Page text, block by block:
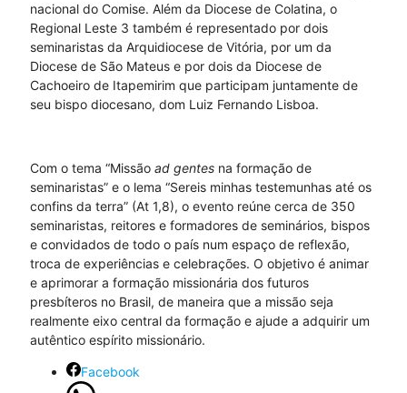
nacional do Comise. Além da Diocese de Colatina, o
Regional Leste 3 também é representado por dois
seminaristas da Arquidiocese de Vitória, por um da
Diocese de São Mateus e por dois da Diocese de
Cachoeiro de Itapemirim que participam juntamente de
seu bispo diocesano, dom Luiz Fernando Lisboa.
Com o tema “Missão ad gentesna formação de
seminaristas” e o lema “Sereis minhas testemunhas até os
confins da terra” (At 1,8), o evento reúne cerca de 350
seminaristas, reitores e formadores de seminários, bispos
e convidados de todo o país num espaço de reflexão,
troca de experiências e celebrações. O objetivo é animar
e aprimorar a formação missionária dos futuros
presbíteros no Brasil, de maneira que a missão seja
realmente eixo central da formação e ajude a adquirir um
autêntico espírito missionário.
Facebook